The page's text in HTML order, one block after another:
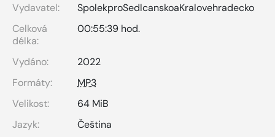
Vydavatel:
SpolekproSedlcanskoaKralovehradecko
Celková
délka:
00:55:39 hod.
Vydáno:
2022
Formáty:
MP3
Velikost:
64 MiB
Jazyk:
Čeština